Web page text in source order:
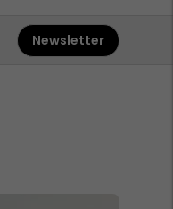
Newsletter